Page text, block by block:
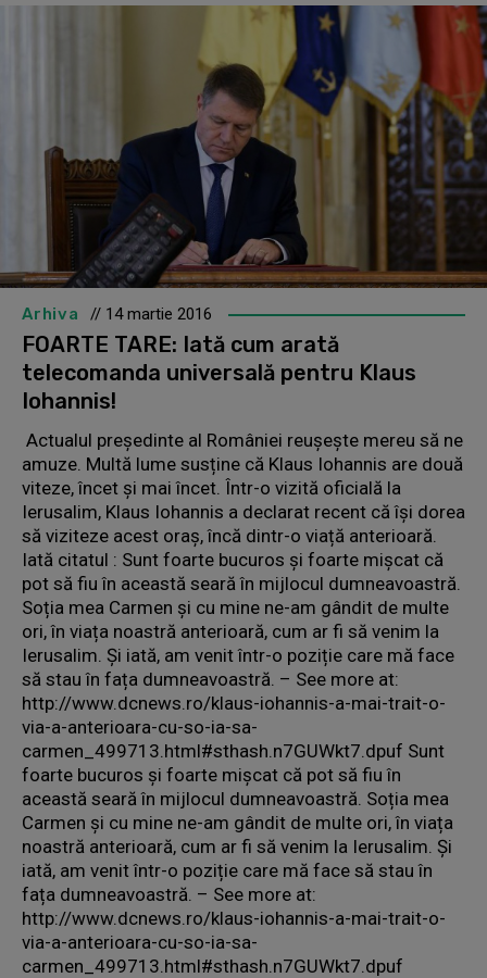
Arhiva // 14 martie 2016
FOARTE TARE: Iată cum arată
telecomanda universală pentru Klaus
Iohannis!
Actualul președinte al României reușește mereu să ne
amuze. Multă lume susține că Klaus Iohannis are două
viteze, încet și mai încet. Într-o vizită oficială la
Ierusalim, Klaus Iohannis a declarat recent că își dorea
să viziteze acest oraș, încă dintr-o viață anterioară.
Iată citatul : Sunt foarte bucuros și foarte mișcat că
pot să fiu în această seară în mijlocul dumneavoastră.
Soția mea Carmen și cu mine ne-am gândit de multe
ori, în viața noastră anterioară, cum ar fi să venim la
Ierusalim. Și iată, am venit într-o poziție care mă face
să stau în fața dumneavoastră. – See more at:
http://www.dcnews.ro/klaus-iohannis-a-mai-trait-o-
via-a-anterioara-cu-so-ia-sa-
carmen_499713.html#sthash.n7GUWkt7.dpuf Sunt
foarte bucuros și foarte mișcat că pot să fiu în
această seară în mijlocul dumneavoastră. Soția mea
Carmen și cu mine ne-am gândit de multe ori, în viața
noastră anterioară, cum ar fi să venim la Ierusalim. Și
iată, am venit într-o poziție care mă face să stau în
fața dumneavoastră. – See more at:
http://www.dcnews.ro/klaus-iohannis-a-mai-trait-o-
via-a-anterioara-cu-so-ia-sa-
carmen_499713.html#sthash.n7GUWkt7.dpuf